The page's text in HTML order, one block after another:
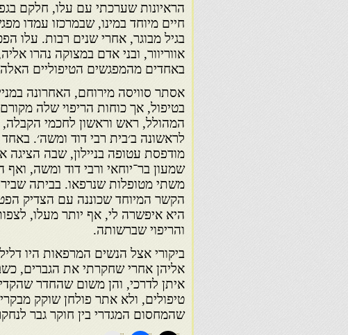
הראיונות שערכתי עם עלו, חלקם
חיים מיוחד במינו, שבמרכזו עמדו
בגיל מבוגר, אחרי שנים רבות. עלו
אווריוור, ובני אדם במצוקה נהרו
באחדים מהמפגשים הטיפוליים
אסתר סוויסה מירוחם, האחרונה
בטיפול, אך כוחות הריפוי שלה
המהולל, ראש וראשון לחכמי
לראשונה ב׳בית רבי דוד ומשה׳.
מודפסת עטופה בניילון, שבה
שמעון בר־יוחאי ורבי דוד ומשה,
משתי מטופלות שנרפאו. בביתה
הקשר המיוחד שכוננה עם הצדיק
היא איפשרה לי, אף יותר מעלו,
והריפוי שברשותה.
ביקורי אצל הנשים המרפאות היו
אליהן אחרי שחקרתי את הגברים,
איתן לדרכי, והן משום שהחדר
טיפולים, ולא אתר פולחן שוקק
שהמחסום המגדרי בין חוקר גבר